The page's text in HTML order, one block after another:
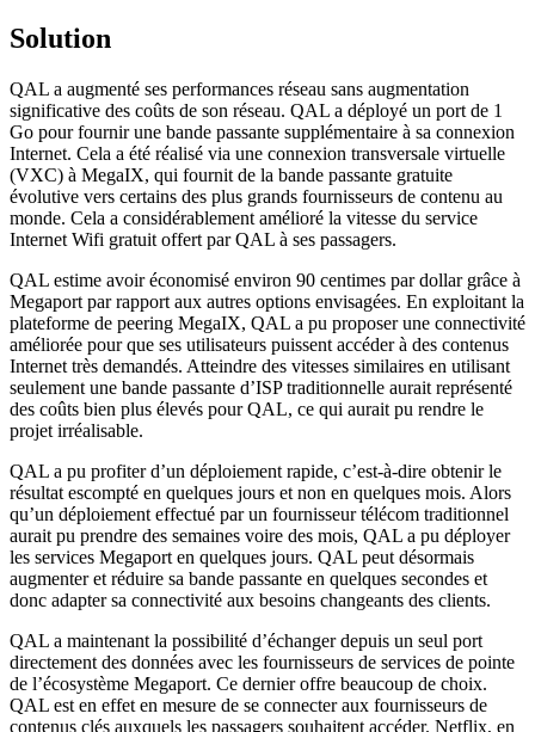
Solution
QAL a augmenté ses performances réseau sans augmentation
significative des coûts de son réseau. QAL a déployé un port de 1
Go pour fournir une bande passante supplémentaire à sa connexion
Internet. Cela a été réalisé via une connexion transversale virtuelle
(VXC) à MegaIX, qui fournit de la bande passante gratuite
évolutive vers certains des plus grands fournisseurs de contenu au
monde. Cela a considérablement amélioré la vitesse du service
Internet Wifi gratuit offert par QAL à ses passagers.
QAL estime avoir économisé environ 90 centimes par dollar grâce à
Megaport par rapport aux autres options envisagées. En exploitant la
plateforme de peering MegaIX, QAL a pu proposer une connectivité
améliorée pour que ses utilisateurs puissent accéder à des contenus
Internet très demandés. Atteindre des vitesses similaires en utilisant
seulement une bande passante d’ISP traditionnelle aurait représenté
des coûts bien plus élevés pour QAL, ce qui aurait pu rendre le
projet irréalisable.
QAL a pu profiter d’un déploiement rapide, c’est-à-dire obtenir le
résultat escompté en quelques jours et non en quelques mois. Alors
qu’un déploiement effectué par un fournisseur télécom traditionnel
aurait pu prendre des semaines voire des mois, QAL a pu déployer
les services Megaport en quelques jours. QAL peut désormais
augmenter et réduire sa bande passante en quelques secondes et
donc adapter sa connectivité aux besoins changeants des clients.
QAL a maintenant la possibilité d’échanger depuis un seul port
directement des données avec les fournisseurs de services de pointe
de l’écosystème Megaport. Ce dernier offre beaucoup de choix.
QAL est en effet en mesure de se connecter aux fournisseurs de
contenus clés auxquels les passagers souhaitent accéder. Netflix, en